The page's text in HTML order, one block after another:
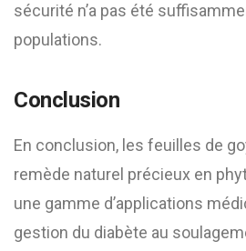
sécurité n’a pas été
populations.
Conclusion
En conclusion, les feuilles de
remède naturel précieux en
une gamme d’applications
gestion du diabète au